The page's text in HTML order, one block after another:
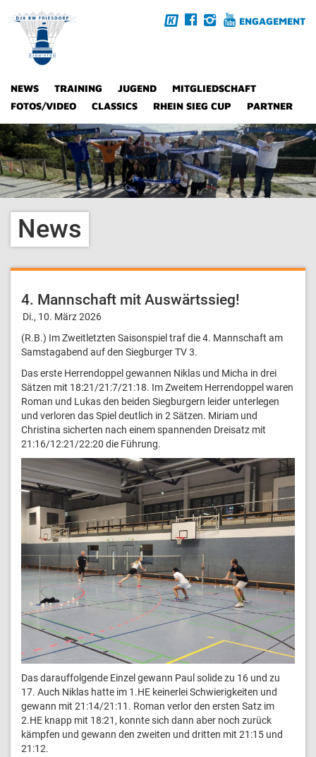
ENGAGEMENT
NEWS TRAINING JUGEND
MITGLIEDSCHAFT
FOTOS/VIDEO
CLASSICS RHEIN SIEG CUP PARTNER
News
4. Mannschaft mit Auswärtssieg!
Di., 10. März 2026
(R.B.) Im Zweitletzten Saisonspiel traf die 4. Mannschaft am
Samstagabend auf den Siegburger TV 3.
Das erste Herrendoppel gewannen Niklas und Micha in drei
Sätzen mit 18:21/21:7/21:18. Im Zweitem Herrendoppel waren
Roman und Lukas den beiden Siegburgern leider unterlegen
und verloren das Spiel deutlich in 2 Sätzen. Miriam und
Christina sicherten nach einem spannenden Dreisatz mit
21:16/12:21/22:20 die Führung.
Das darauffolgende Einzel gewann Paul solide zu 16 und zu
17. Auch Niklas hatte im 1.HE keinerlei Schwierigkeiten und
gewann mit 21:14/21:11. Roman verlor den ersten Satz im
2.HE knapp mit 18:21, konnte sich dann aber noch zurück
kämpfen und gewann den zweiten und dritten mit 21:15 und
21:12.